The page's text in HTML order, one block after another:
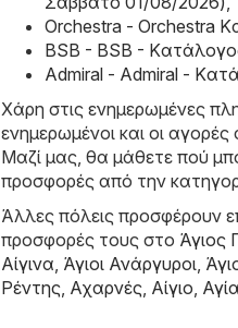
Orchestra - Orchestra
BSB - BSB -
Admiral - Admiral -
Χάρη στις ενημερωμένες
ενημερωμένοι και οι
Μαζί μας, θα μάθετε πού
προσφορές από την
Άλλες πόλεις προσφέρουν
προσφορές τους στο Άγιος
Αίγινα, Άγιοι Ανάργυροι,
Ρέντης, Αχαρνές, Αίγιο,